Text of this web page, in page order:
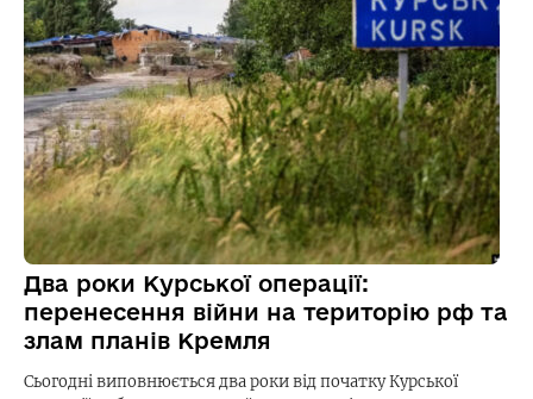
Два роки Курської операції:
перенесення війни на територію рф та
злам планів Кремля
Сьогодні виповнюється два роки від початку Курської